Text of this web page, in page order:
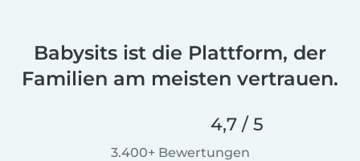
Babysits ist die Plattform, der
Familien am meisten vertrauen.
4,7 / 5
3.400+ Bewertungen